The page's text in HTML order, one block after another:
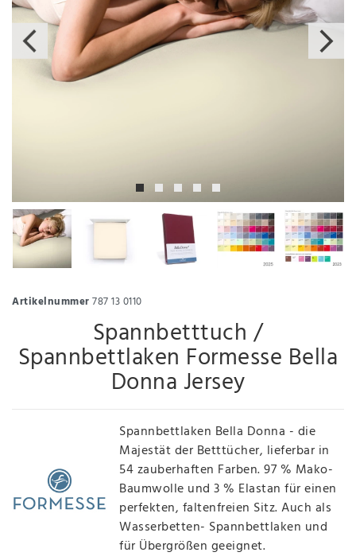
Artikelnummer787 13 0110
Spannbetttuch /
Spannbettlaken Formesse Bella
Donna Jersey
Spannbettlaken Bella Donna - die
Majestät der Betttücher, lieferbar in
54 zauberhaften Farben. 97 % Mako-
Baumwolle und 3 % Elastan für einen
perfekten, faltenfreien Sitz. Auch als
Wasserbetten- Spannbettlaken und
für Übergrößen geeignet.